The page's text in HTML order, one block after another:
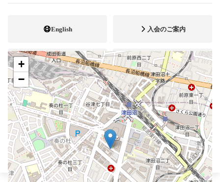
English 入会のご案内
会員専用ページ 公式YouTube
ブレスマ
+
−